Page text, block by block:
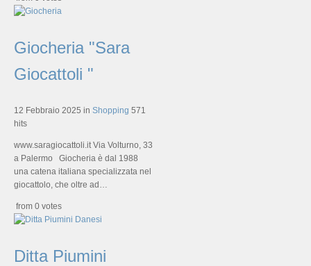
Giocheria "Sara
Giocattoli "
12 Febbraio 2025 in Shopping 571
hits
www.saragiocattoli.it Via Volturno, 33
a Palermo Giocheria è dal 1988
una catena italiana specializzata nel
giocattolo, che oltre ad…
from 0 votes
Ditta Piumini